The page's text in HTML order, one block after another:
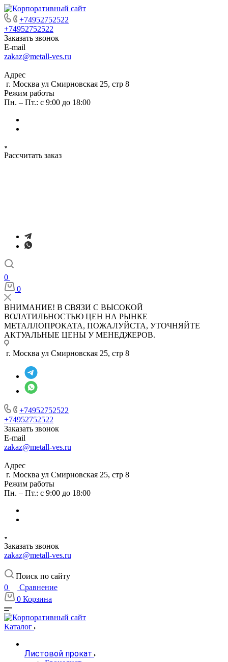
+74952752522
+74952752522
Заказать звонок
E-mail
zakaz@metall-ves.ru
Адрес
г. Москва ул Смирновская 25, стр 8
Режим работы
Пн. – Пт.: с 9:00 до 18:00
Рассчитать заказ
0
0
ВНИМАНИЕ! В СВЯЗИ С ВЫСОКОЙ
ВОЛАТИЛЬНОСТЬЮ ЦЕН НА РЫНКЕ
МЕТАЛЛОПРОКАТА, ПОЖАЛУЙСТА, УТОЧНЯЙТЕ
АКТУАЛЬНЫЕ ЦЕНЫ У МЕНЕДЖЕРОВ.
г. Москва ул Смирновская 25, стр 8
+74952752522
+74952752522
Заказать звонок
E-mail
zakaz@metall-ves.ru
Адрес
г. Москва ул Смирновская 25, стр 8
Режим работы
Пн. – Пт.: с 9:00 до 18:00
Заказать звонок
zakaz@metall-ves.ru
Поиск по сайту
0
Сравнение
0 Корзина
Каталог
Листовой прокат